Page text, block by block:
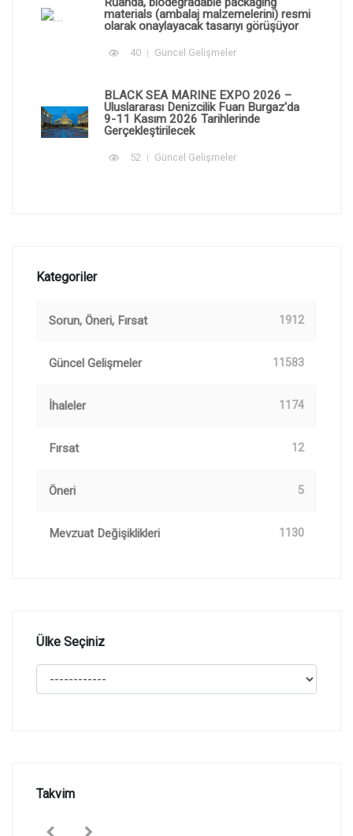
materials (ambalaj malzemelerini) resmi
olarak onaylayacak tasarıyı görüşüyor
40 Güncel Gelişmeler
BLACK SEA MARINE EXPO 2026 –
Uluslararası Denizcilik Fuarı Burgaz'da
9-11 Kasım 2026 Tarihlerinde
Gerçekleştirilecek
52 Güncel Gelişmeler
Kategoriler
Sorun, Öneri, Fırsat 1912
Güncel Gelişmeler 11583
İhaleler 1174
Fırsat 12
Öneri 5
Mevzuat Değişiklikleri 1130
Ülke Seçiniz
Takvim